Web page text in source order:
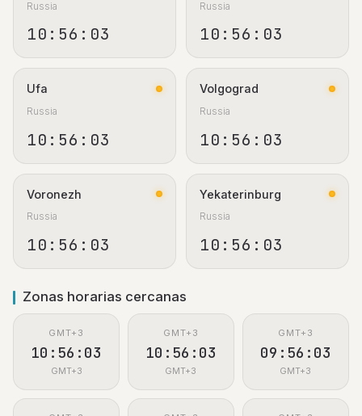
Russia
10:56:03
Russia
10:56:03
Ufa
Russia
10:56:03
Volgograd
Russia
10:56:03
Voronezh
Russia
10:56:03
Yekaterinburg
Russia
10:56:03
Zonas horarias cercanas
GMT+3
10:56:03
GMT+3
GMT+3
10:56:03
GMT+3
GMT+3
09:56:03
GMT+3